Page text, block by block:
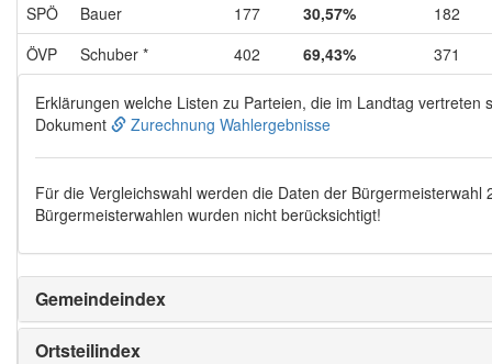
SPÖ Bauer 177 30,57%
182
ÖVP
Schuber * 402 69,43% 371
Erklärungen welche Listen zu Parteien, die im Landtag vertreten
Dokument
Zurechnung Wahlergebnisse
Für die Vergleichswahl werden die Daten der Bürgermeisterwahl
Bürgermeisterwahlen wurden nicht berücksichtigt!
Gemeindeindex
Ortsteilindex